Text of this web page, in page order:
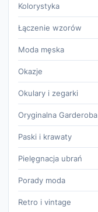
Kolorystyka
Łączenie wzorów
Moda męska
Okazje
Okulary i zegarki
Oryginalna Garderoba
Paski i krawaty
Pielęgnacja ubrań
Porady moda
Retro i vintage